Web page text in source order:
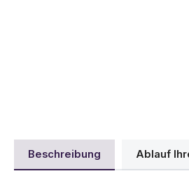
Beschreibung Ablauf